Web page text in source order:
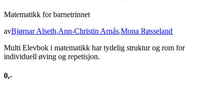
Matematikk for barnetrinnet
avBjørnar Alseth,Ann-Christin Arnås,Mona Røsseland
Multi Elevbok i matematikk har tydelig struktur og rom for
individuell øving og repetisjon.
0,-